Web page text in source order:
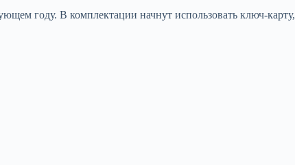
году. В комплектации начнут использовать ключ-